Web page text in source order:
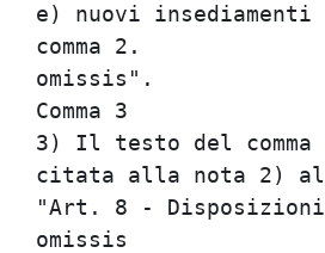
e) nuovi
3) Il testo del
citata alla
"Art. 8 -